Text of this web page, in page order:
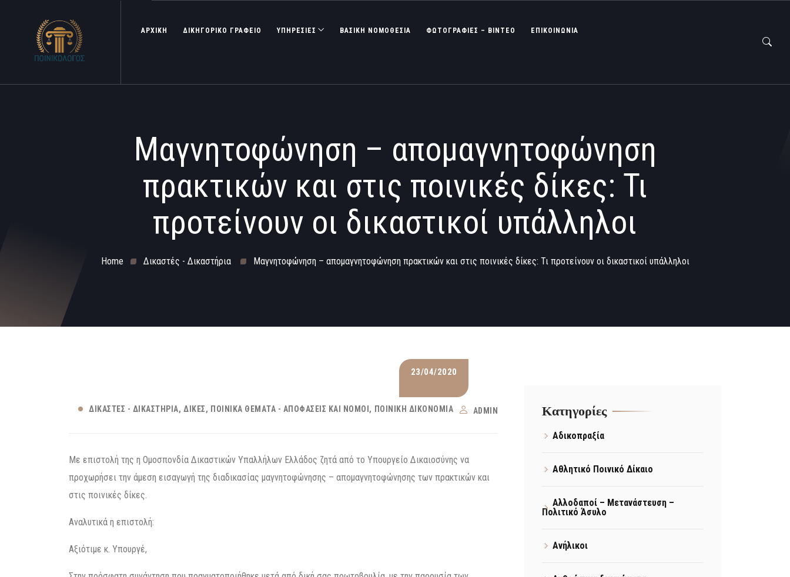
ΑΡΧΙΚΗ ΔΙΚΗΓΟΡΙΚΟ ΓΡΑΦΕΙΟ ΥΠΗΡΕΣΙΕΣ ΒΑΣΙΚΉ ΝΟΜΟΘΕΣΊΑ ΦΩΤΟΓΡΑΦΊΕΣ – ΒΊΝΤΕΟ ΕΠΙΚΟΙΝΩΝΙΑ
Μαγνητοφώνηση – απομαγνητοφώνηση
πρακτικών και στις ποινικές δίκες: Τι
προτείνουν οι δικαστικοί υπάλληλοι
Home Δικαστές - Δικαστήρια Μαγνητοφώνηση – απομαγνητοφώνηση πρακτικών και στις ποινικές δίκες: Τι προτείνουν οι δικαστικοί υπάλληλοι
23/04/2020
ΔΙΚΑΣΤΈΣ - ΔΙΚΑΣΤΉΡΙΑ ΔΊΚΕΣ ΠΟΙΝΙΚΆ ΘΈΜΑΤΑ - ΑΠΟΦΆΣΕΙΣ ΚΑΙ ΝΌΜΟΙ ΠΟΙΝΙΚΉ ΔΙΚΟΝΟΜΊΑ ADMIN
Με επιστολή της η Ομοσπονδία Δικαστικών Υπαλλήλων Ελλάδος ζητά από το Υπουργείο Δικαιοσύνης να
προχωρήσει την άμεση εισαγωγή της διαδικασίας μαγνητοφώνησης – απομαγνητοφώνησης των πρακτικών και
στις ποινικές δίκες.
Αναλυτικά η επιστολή:
Αξιότιμε κ. Υπουργέ,
Kατηγορίες
Αδικοπραξία
Αθλητικό Ποινικό Δίκαιο
Αλλοδαποί – Μετανάστευση –
Πολιτικό Άσυλο
Ανήλικοι